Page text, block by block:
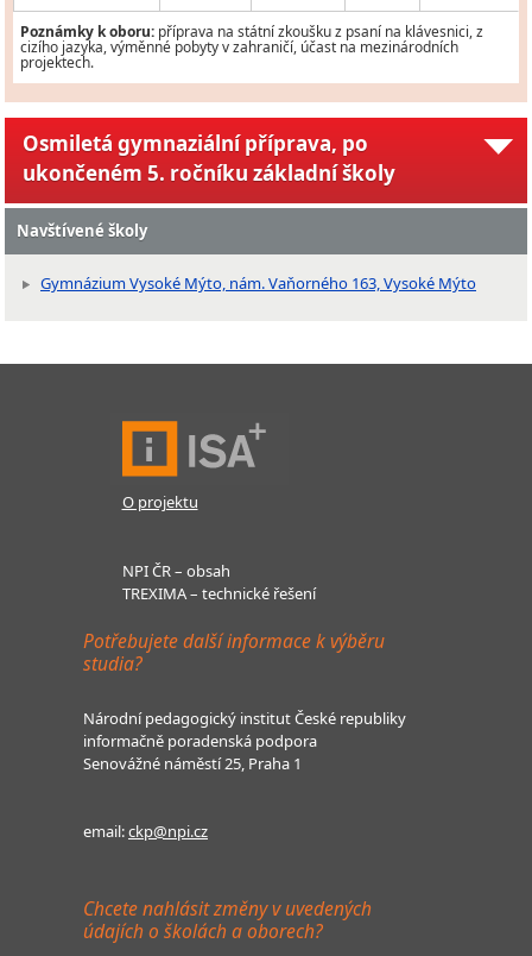
Poznámky k oboru: příprava na státní zkoušku z psaní na klávesnici, z
cizího jazyka, výměnné pobyty v zahraničí, účast na mezinárodních
projektech.
Osmiletá gymnaziální příprava, po
ukončeném 5. ročníku základní školy
Navštívené školy
Gymnázium Vysoké Mýto, nám. Vaňorného 163, Vysoké Mýto
O projektu
NPI ČR – obsah
TREXIMA – technické řešení
Potřebujete další informace k výběru
studia?
Národní pedagogický institut České republiky
informačně poradenská podpora
Senovážné náměstí 25, Praha 1
email:ckp@npi.cz
Chcete nahlásit změny v uvedených
údajích o školách a oborech?